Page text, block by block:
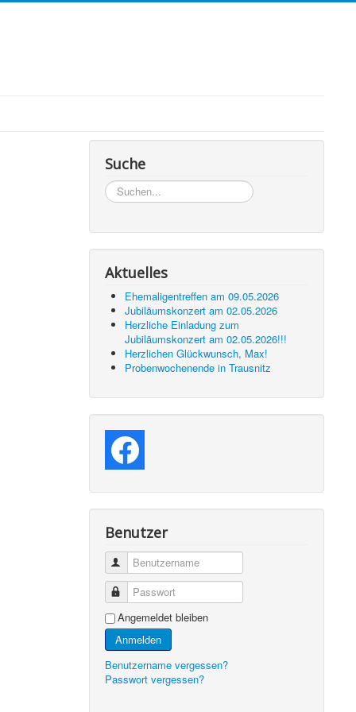
Suche
Suchen...
Aktuelles
Ehemaligentreffen am 09.05.2026
Jubiläumskonzert am 02.05.2026
Herzliche Einladung zum
Jubiläumskonzert am 02.05.2026!!!
Herzlichen Glückwunsch, Max!
Probenwochenende in Trausnitz
Benutzer
Benutzername
Passwort
Angemeldet bleiben
Anmelden
Benutzername vergessen?
Passwort vergessen?